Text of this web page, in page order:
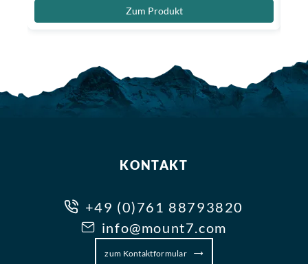
Zum Produkt
KONTAKT
+49 (0)761 88793820
info@mount7.com
zum Kontaktformular